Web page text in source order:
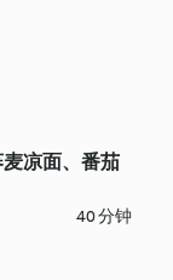
凉面、番茄
40 分钟